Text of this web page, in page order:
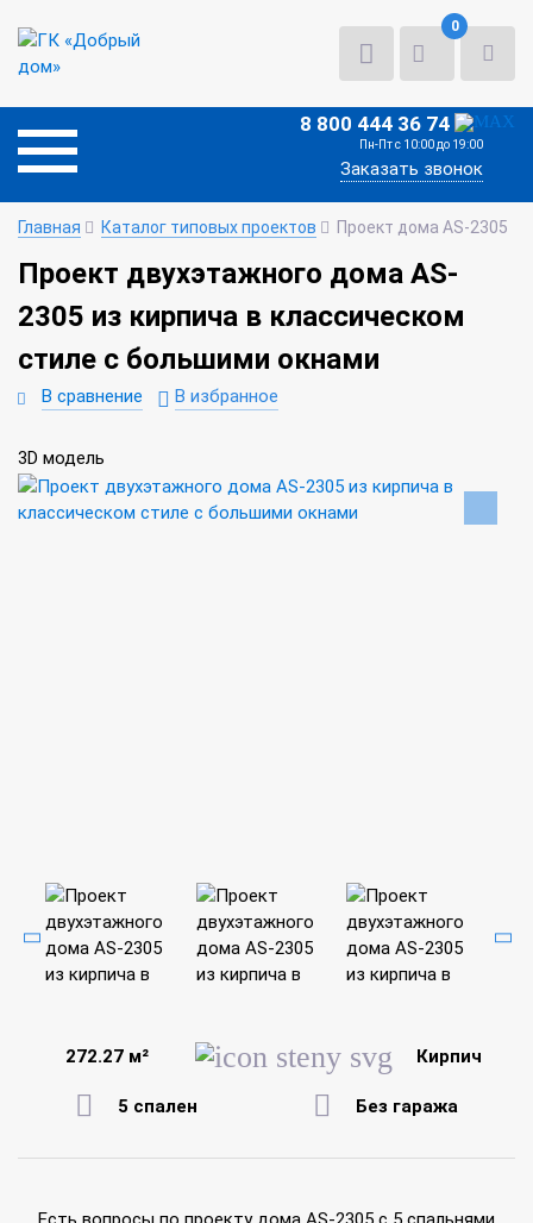
0
8 800 444 36 74
Пн-Пт с 10:00 до 19:00
Заказать звонок
Главная Каталог типовых проектов Проект дома AS-2305
Проект двухэтажного дома AS-
2305 из кирпича в классическом
стиле с большими окнами
В сравнение В избранное
3D модель
272.27 м² Кирпич
5 спален Без гаража